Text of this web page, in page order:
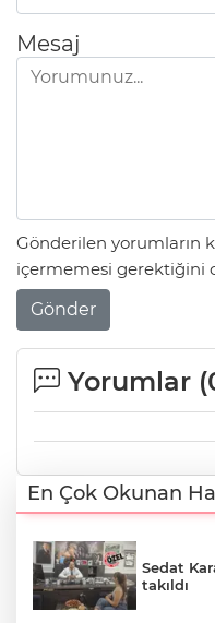
Mesaj
Gönderilen yorumların
içermemesi gerektiğini
Gönder
Yorumlar (
En Çok Okunan
Sedat
takıldı